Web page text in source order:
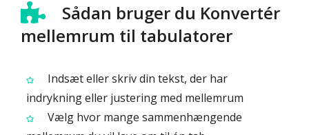
Sådan bruger du Konvertér
mellemrum til tabulatorer
Indsæt eller skriv din tekst, der har
indrykning eller justering med mellemrum
Vælg hvor mange sammenhængende